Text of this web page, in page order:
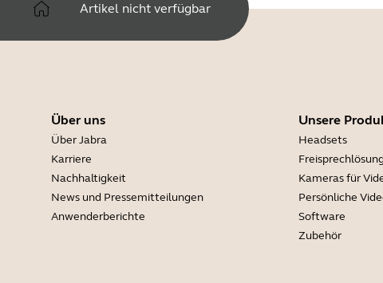
Artikel nicht verfügbar
Über uns
Über Jabra
Karriere
Nachhaltigkeit
News und Pressemitteilungen
Anwenderberichte
Unsere
Headsets
Kameras für
Persönliche
Software
Zubehör